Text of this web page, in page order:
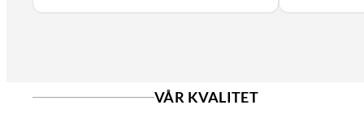
VÅR KVALITET